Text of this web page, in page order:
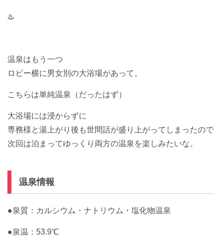
♨️
温泉はもう一つ
ロビー横に男女別の大浴場があって。
こちらは単純温泉（だったはず）
大浴場には浸からずに
専務様と湯上がり後も世間話が盛り上がってしまったので
次回は泊まってゆっくり両方の温泉を楽しみたいな。
温泉情報
●泉質：カルシウム・ナトリウム・塩化物温泉
●泉温：53.9℃